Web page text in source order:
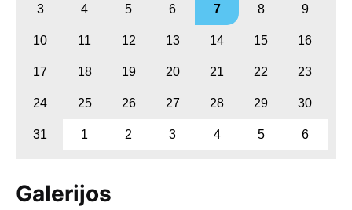
3 4 5 6 7 8 9
10 11 12 13 14 15 16
17 18 19 20 21 22 23
24 25 26 27 28 29 30
31 1 2 3 4 5 6
Galerijos